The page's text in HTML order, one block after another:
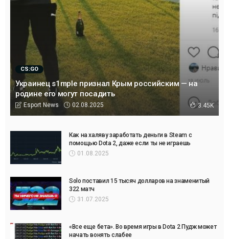
CS:GO
Украинец s1mple признал Крым российским — на
родине его могут посадить
Esport News 02.08.2025 3.45K
Как на халяву заработать деньги в Steam с
помощью Dota 2, даже если ты не играешь
01.08.2025
Solo поставил 15 тысяч долларов на знаменитый
322 матч
31.07.2025
«Все еще бета». Во время игры в Dota 2 Пудж может
начать вонять слабее